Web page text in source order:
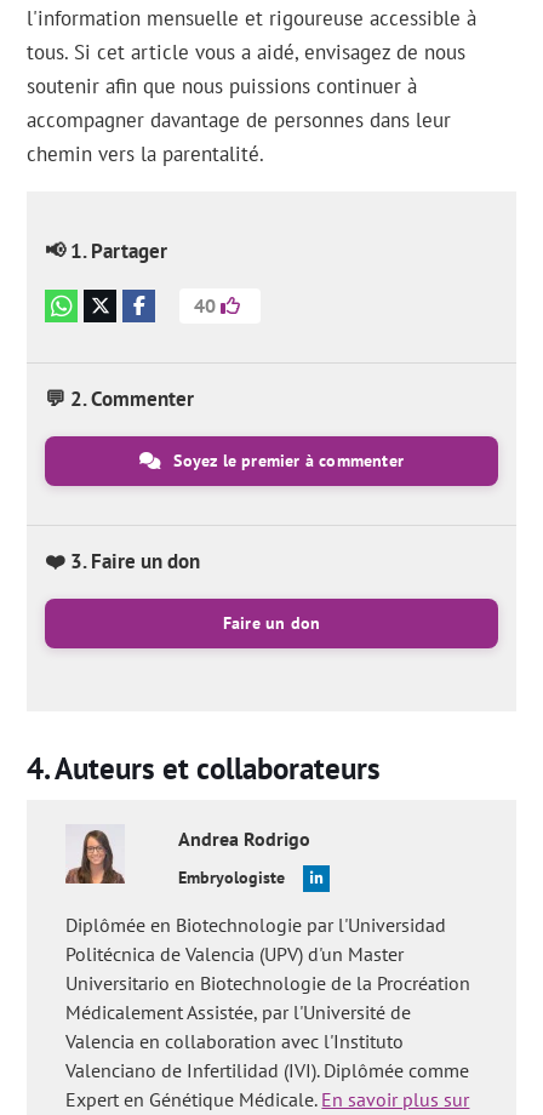
l'information mensuelle et rigoureuse accessible à
tous. Si cet article vous a aidé, envisagez de nous
soutenir afin que nous puissions continuer à
accompagner davantage de personnes dans leur
chemin vers la parentalité.
📢 1. Partager
40
💬 2. Commenter
Soyez le premier à commenter
❤️ 3. Faire un don
Faire un don
Auteurs et collaborateurs
Andrea Rodrigo
Embryologiste
Diplômée en Biotechnologie par l'Universidad
Politécnica de Valencia (UPV) d'un Master
Universitario en Biotechnologie de la Procréation
Médicalement Assistée, par l'Université de
Valencia en collaboration avec l'Instituto
Valenciano de Infertilidad (IVI). Diplômée comme
Expert en Génétique Médicale. En savoir plus sur